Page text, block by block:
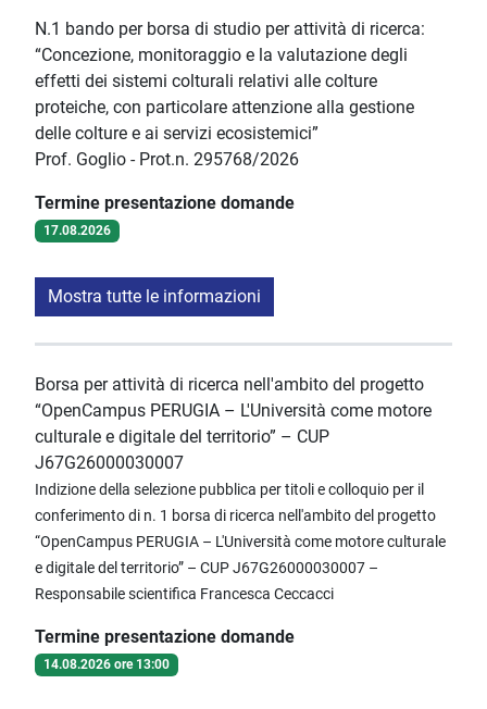
N.1 bando per borsa di studio per attività di ricerca:
“Concezione, monitoraggio e la valutazione degli
effetti dei sistemi colturali relativi alle colture
proteiche, con particolare attenzione alla gestione
delle colture e ai servizi ecosistemici”
Prof. Goglio - Prot.n. 295768/2026
Termine presentazione domande
17.08.2026
Mostra tutte le informazioni
Borsa per attività di ricerca nell'ambito del progetto
“OpenCampus PERUGIA – L'Università come motore
culturale e digitale del territorio” – CUP
J67G26000030007
Indizione della selezione pubblica per titoli e colloquio per il
conferimento di n. 1 borsa di ricerca nell'ambito del progetto
“OpenCampus PERUGIA – L'Università come motore culturale
e digitale del territorio” – CUP J67G26000030007 –
Responsabile scientifica Francesca Ceccacci
Termine presentazione domande
14.08.2026 ore 13:00